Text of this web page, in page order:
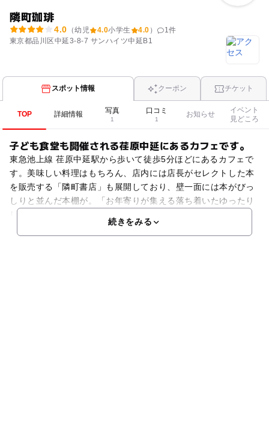
隣町珈琲
4.0 （幼児 4.0小学生 4.0 ） 1件
東京都品川区中延3-8-7 サンハイツ中延B1
スポット情報 クーポン チケット
TOP 詳細情報 写真
1
口コミ
1
お知らせ
イベント
見どころ
子ども食堂も開催される荏原中延にあるカフェです。
東急池上線 荏原中延駅から歩いて徒歩5分ほどにあるカフェで
す。美味しい料理はもちろん、店内には店長がセレクトした本
を販売する「隣町書店」も展開しており、壁一面には本がびっ
しりと並んだ本棚が。「お年寄りが集える落ち着いたゆったり
続きをみる